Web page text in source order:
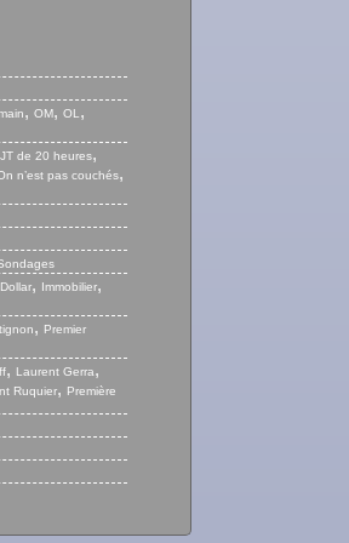
, OM, OL ,
JT de 20 heures,
n’est pas couchés,
Dollar, Immobilier,
, Premier
, Laurent Gerra,
Ruquier, Première